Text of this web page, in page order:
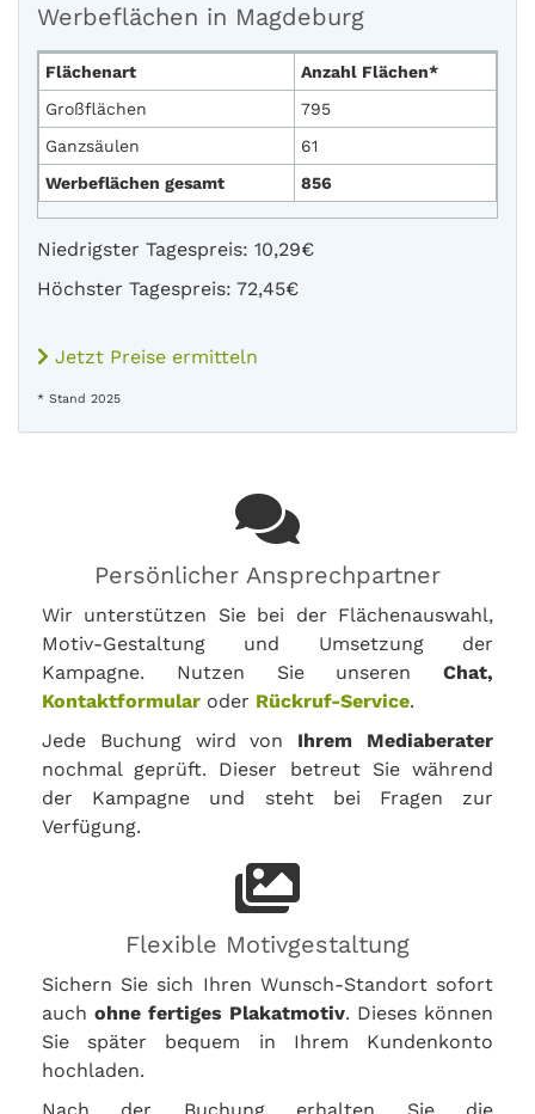
Werbeflächen in Magdeburg
Flächenart
Anzahl Flächen*
Großflächen
795
Ganzsäulen
61
Werbeflächen gesamt
856
Niedrigster Tagespreis: 10,29€
Höchster Tagespreis: 72,45€
Jetzt Preise ermitteln
* Stand 2025
Persönlicher Ansprechpartner
Wir unterstützen Sie bei der Flächenauswahl,
Motiv-Gestaltung und Umsetzung der
Kampagne. Nutzen Sie unseren Chat,
Kontaktformular oder Rückruf-Service.
Jede Buchung wird von Ihrem Mediaberater
nochmal geprüft. Dieser betreut Sie während
der Kampagne und steht bei Fragen zur
Verfügung.
Flexible Motivgestaltung
Sichern Sie sich Ihren Wunsch-Standort sofort
auch ohne fertiges Plakatmotiv. Dieses können
Sie später bequem in Ihrem Kundenkonto
hochladen.
Nach der Buchung erhalten Sie die